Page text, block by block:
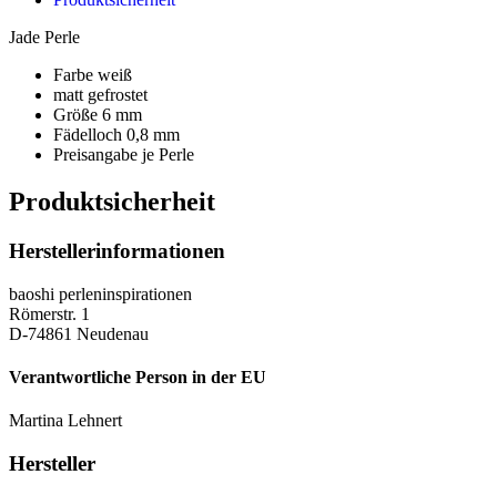
Jade Perle
Farbe weiß
matt gefrostet
Größe 6 mm
Fädelloch 0,8 mm
Preisangabe je Perle
Produktsicherheit
Herstellerinformationen
baoshi perleninspirationen
Römerstr. 1
D-74861 Neudenau
Verantwortliche Person in der EU
Martina Lehnert
Hersteller